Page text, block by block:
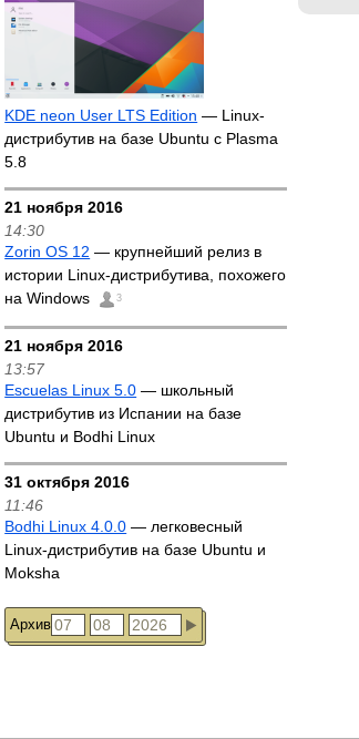
KDE neon User LTS Edition — Linux-
дистрибутив на базе Ubuntu с Plasma
5.8
21 ноября 2016
14:30
Zorin OS 12 — крупнейший релиз в
истории Linux-дистрибутива, похожего
на Windows
3
21 ноября 2016
13:57
Escuelas Linux 5.0 — школьный
дистрибутив из Испании на базе
Ubuntu и Bodhi Linux
31 октября 2016
11:46
Bodhi Linux 4.0.0 — легковесный
Linux-дистрибутив на базе Ubuntu и
Moksha
Архив